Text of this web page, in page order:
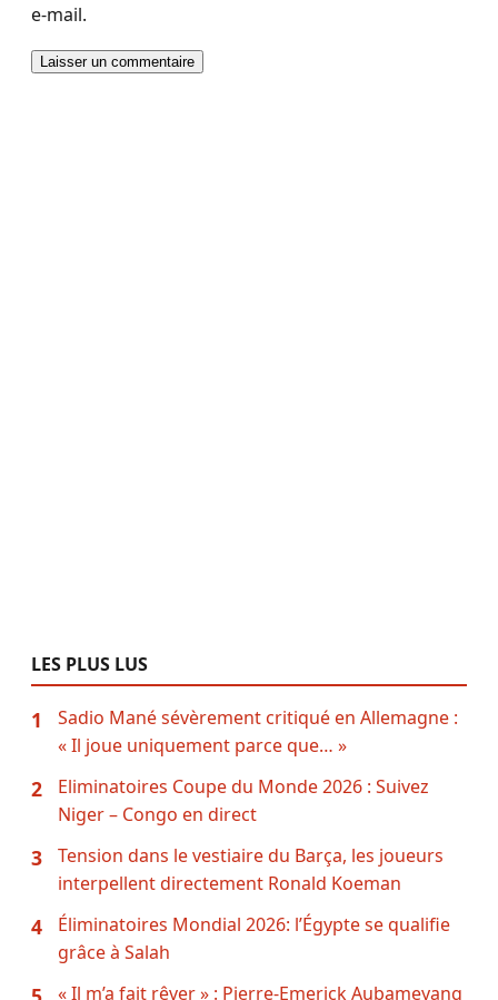
e-mail.
LES PLUS LUS
1
Sadio Mané sévèrement critiqué en Allemagne :
« Il joue uniquement parce que… »
2
Eliminatoires Coupe du Monde 2026 : Suivez
Niger – Congo en direct
3
Tension dans le vestiaire du Barça, les joueurs
interpellent directement Ronald Koeman
4
Éliminatoires Mondial 2026: l’Égypte se qualifie
grâce à Salah
« Il m’a fait rêver » : Pierre-Emerick Aubameyang